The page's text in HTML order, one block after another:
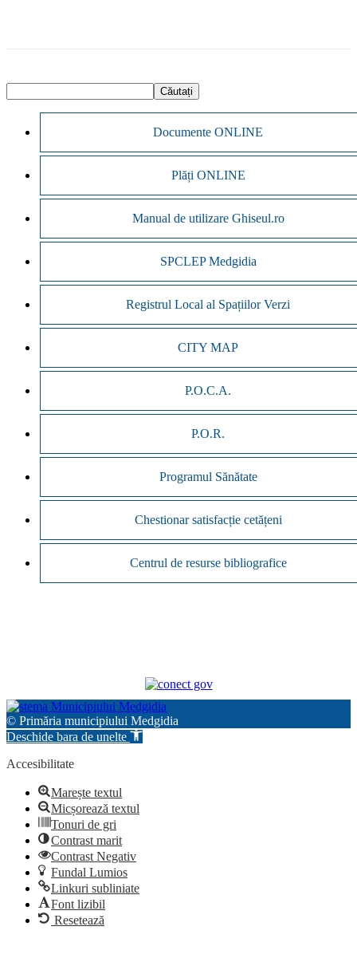
Documente ONLINE
Plăți ONLINE
Manual de utilizare Ghiseul.ro
SPCLEP Medgidia
Registrul Local al Spațiilor Verzi
CITY MAP
P.O.C.A.
P.O.R.
Programul Sănătate
Chestionar satisfacție cetățeni
Centrul de resurse bibliografice
© Primăria municipiului Medgidia
Deschide bara de unelte
Accesibilitate
Marește textul
Micșorează textul
Tonuri de gri
Contrast marit
Contrast Negativ
Fundal Lumios
Linkuri subliniate
Font lizibil
Resetează